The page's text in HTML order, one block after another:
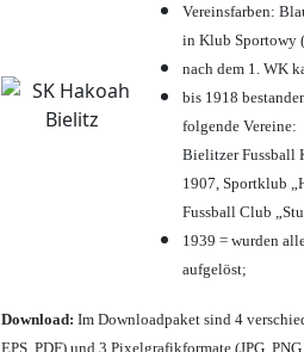
Vereinsfarben:
in Klub Sportowy
nach dem 1. WK
bis 1918
folgende Vereine:
Bielitzer Fussball
1907, Sportklub
Fussball Club
1939 = wurden
aufgelöst;
Download: Im Downloadpaket sind 4
EPS, PDF) und 3 Pixelgrafikformate (JPG,